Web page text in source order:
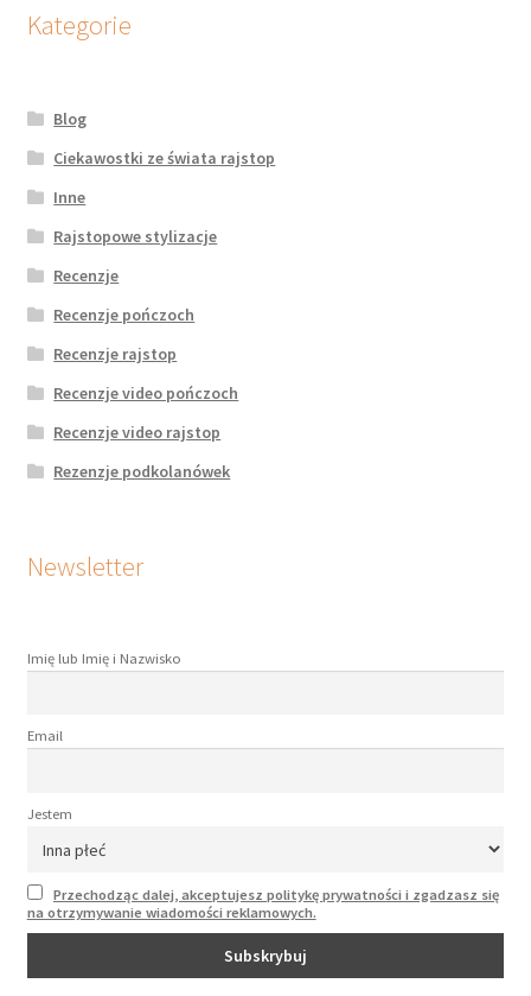
Kategorie
Blog
Ciekawostki ze świata rajstop
Inne
Rajstopowe stylizacje
Recenzje
Recenzje pończoch
Recenzje rajstop
Recenzje video pończoch
Recenzje video rajstop
Rezenzje podkolanówek
Newsletter
Imię lub Imię i Nazwisko
Email
Jestem
Przechodząc dalej, akceptujesz politykę prywatności i zgadzasz się
na otrzymywanie wiadomości reklamowych.